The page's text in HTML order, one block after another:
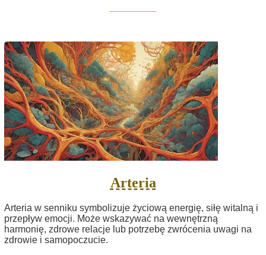
Arteria
Arteria w senniku symbolizuje życiową energię, siłę witalną i
przepływ emocji. Może wskazywać na wewnętrzną
harmonię, zdrowe relacje lub potrzebę zwrócenia uwagi na
zdrowie i samopoczucie.